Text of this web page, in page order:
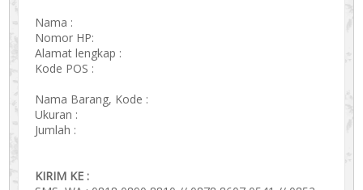
Nama :
Nomor HP:
Alamat lengkap :
Kode POS :
Nama Barang, Kode :
Ukuran :
Jumlah :
KIRIM KE :